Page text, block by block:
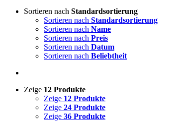
Sortieren nach Standardsortierung
Sortieren nach Standardsortierung
Sortieren nach Name
Sortieren nach Preis
Sortieren nach Datum
Sortieren nach Beliebtheit
Zeige 12 Produkte
Zeige 12 Produkte
Zeige 24 Produkte
Zeige 36 Produkte